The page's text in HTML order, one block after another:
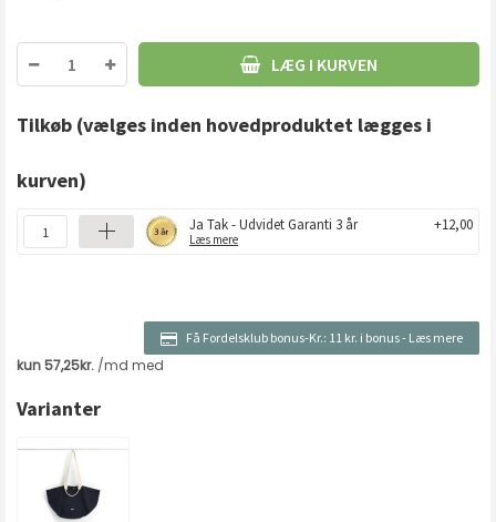
LÆG I KURVEN
Tilkøb (vælges inden hovedproduktet lægges i
kurven)
Ja Tak - Udvidet Garanti 3 år
Læs mere
+12,00
Få Fordelsklub bonus-Kr.: 11 kr. i bonus- Læs mere
Varianter